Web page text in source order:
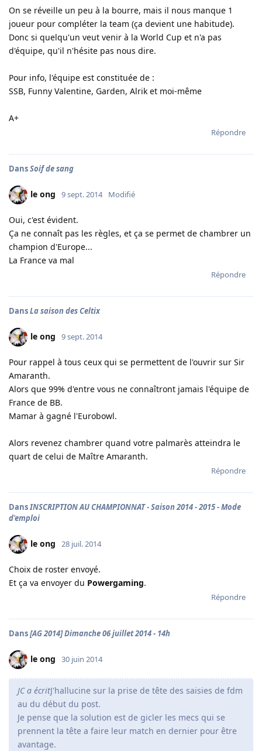
On se réveille un peu à la bourre, mais il nous manque 1
joueur pour compléter la team (ça devient une habitude).
Donc si quelqu'un veut venir à la World Cup et n'a pas
d'équipe, qu'il n'hésite pas nous dire.
Pour info, l'équipe est constituée de :
SSB, Funny Valentine, Garden, Alrik et moi-même
A+
Répondre
DansSoif de sang
le ong 9 sept. 2014 Modifié
Oui, c'est évident.
Ça ne connaît pas les règles, et ça se permet de chambrer un
champion d'Europe...
La France va mal
Répondre
DansLa saison des Celtix
le ong 9 sept. 2014
Pour rappel à tous ceux qui se permettent de l'ouvrir sur Sir
Amaranth.
Alors que 99% d'entre vous ne connaîtront jamais l'équipe de
France de BB.
Mamar à gagné l'Eurobowl.
Alors revenez chambrer quand votre palmarès atteindra le
quart de celui de Maître Amaranth.
Répondre
DansINSCRIPTION AU CHAMPIONNAT - Saison 2014 - 2015 - Mode
d'emploi
le ong 28 juil. 2014
Choix de roster envoyé.
Et ça va envoyer du Powergaming.
Répondre
Dans[AG 2014] Dimanche 06 juillet 2014 - 14h
le ong 30 juin 2014
JC a écritJ'hallucine sur la prise de tête des saisies de fdm
au du début du post.
Je pense que la solution est de gicler les mecs qui se
prennent la tête a faire leur match en dernier pour être
avantage.